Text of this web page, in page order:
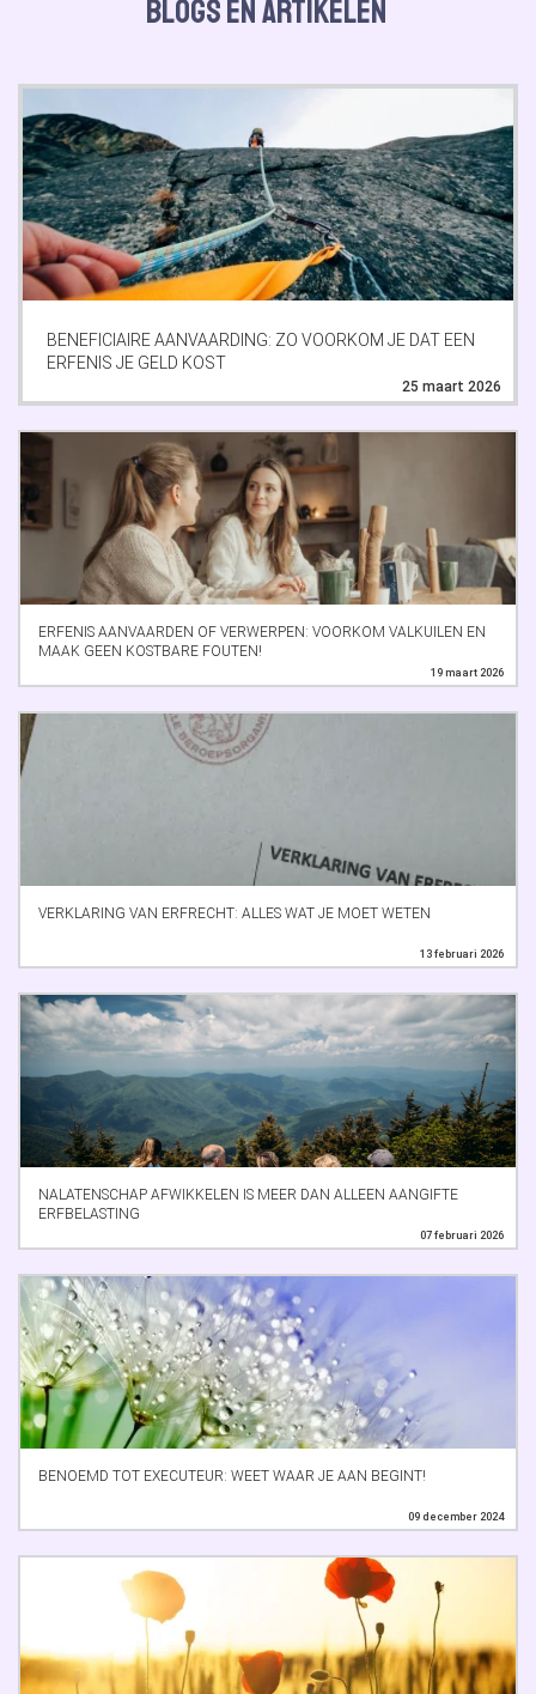
Blogs en artikelen
BENEFICIAIRE AANVAARDING: ZO VOORKOM JE DAT EEN
ERFENIS JE GELD KOST
25 maart 2026
ERFENIS AANVAARDEN OF VERWERPEN: VOORKOM VALKUILEN EN
MAAK GEEN KOSTBARE FOUTEN!
19 maart 2026
VERKLARING VAN ERFRECHT: ALLES WAT JE MOET WETEN
13 februari 2026
NALATENSCHAP AFWIKKELEN IS MEER DAN ALLEEN AANGIFTE
ERFBELASTING
07 februari 2026
BENOEMD TOT EXECUTEUR: WEET WAAR JE AAN BEGINT!
09 december 2024